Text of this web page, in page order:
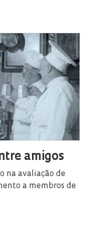
amigos
na avaliação de
a membros de